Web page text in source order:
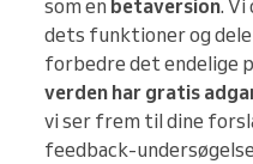
som en betaversion.
dets funktioner og dele
forbedre det endelige
verden har gratis
vi ser frem til dine
feedback-